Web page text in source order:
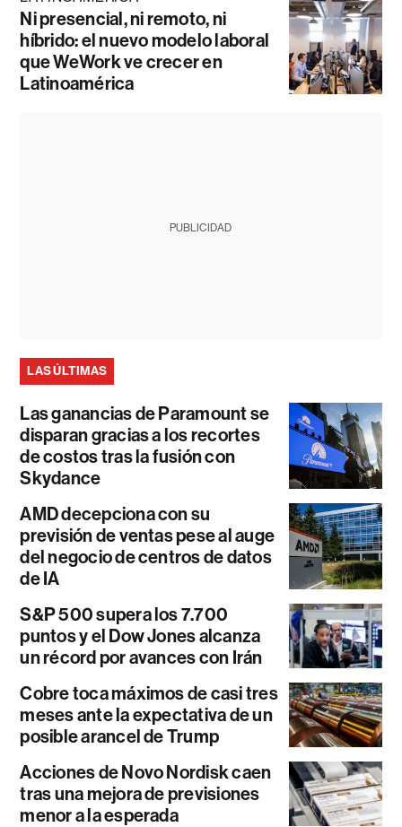
Ni presencial, ni remoto, ni
híbrido: el nuevo modelo laboral
que WeWork ve crecer en
Latinoamérica
PUBLICIDAD
LAS ÚLTIMAS
Las ganancias de Paramount se
disparan gracias a los recortes
de costos tras la fusión con
Skydance
AMD decepciona con su
previsión de ventas pese al auge
del negocio de centros de datos
de IA
S&P 500 supera los 7.700
puntos y el Dow Jones alcanza
un récord por avances con Irán
Cobre toca máximos de casi tres
meses ante la expectativa de un
posible arancel de Trump
Acciones de Novo Nordisk caen
tras una mejora de previsiones
menor a la esperada